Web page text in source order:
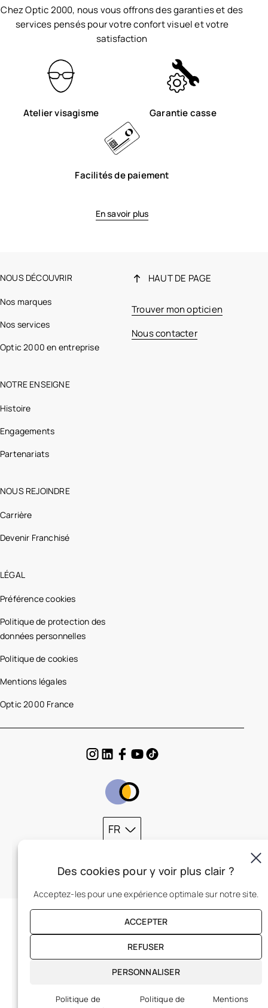
Chez Optic 2000, nous vous offrons des garanties et des
services pensés pour votre confort visuel et votre
satisfaction
Atelier visagisme Garantie casse
Facilités de paiement
En savoir plus
NOUS DÉCOUVRIR
Nos marques
Nos services
Optic 2000 en entreprise
NOTRE ENSEIGNE
Histoire
Engagements
Partenariats
NOUS REJOINDRE
Carrière
Devenir Franchisé
LÉGAL
Préférence cookies
Politique de protection des
données personnelles
Politique de cookies
Mentions légales
Optic 2000 France
HAUT DE PAGE
Trouver mon opticien
Nous contacter
FR
Des cookies pour y voir plus clair ?
Acceptez-les pour une expérience optimale sur notre site.
ACCEPTER
REFUSER
PERSONNALISER
Politique de
Politique de
Mentions